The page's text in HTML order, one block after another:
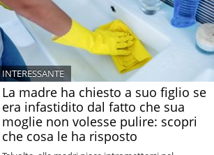
La madre ha chiesto a suo figlio se
era infastidito dal fatto che sua
moglie non volesse pulire: scopri
che cosa le ha risposto
INTERESSANTE